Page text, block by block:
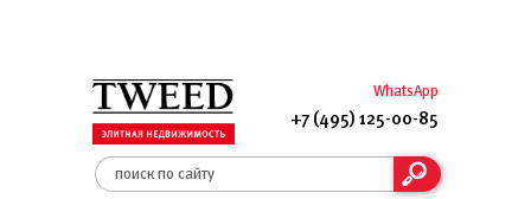
WhatsApp
+7 (495) 125-00-85